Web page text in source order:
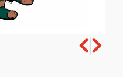
Take Care
‘t Zal welzijn!